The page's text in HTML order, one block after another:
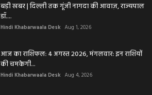
बड़ी खबर | दिल्ली तक गूंजी नागदा की आवाज़, राज्यपाल
डॉ....
Hindi Khabarwaala Desk Aug 1, 2026
आज का राशिफल: 4 अगस्त 2026, मंगलवार: इन राशियों
की चमकेगी...
Hindi Khabarwaala Desk Aug 4, 2026